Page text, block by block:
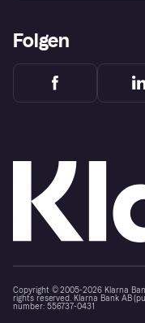
Folgen
Copyright © 2005-2026 Klarna
rights reserved. Klarna Bank AB
number: 556737-0431